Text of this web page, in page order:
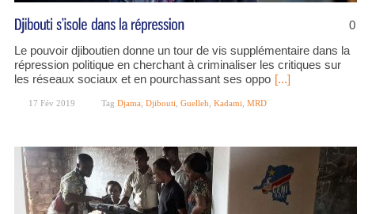
0
Le pouvoir djiboutien donne un tour de vis supplémentaire dans la
répression politique en cherchant à criminaliser les critiques sur
les réseaux sociaux et en pourchassant ses oppo [...]
17 Fév 2019 Tag Djama Djibouti Guelleh Kadami MRD